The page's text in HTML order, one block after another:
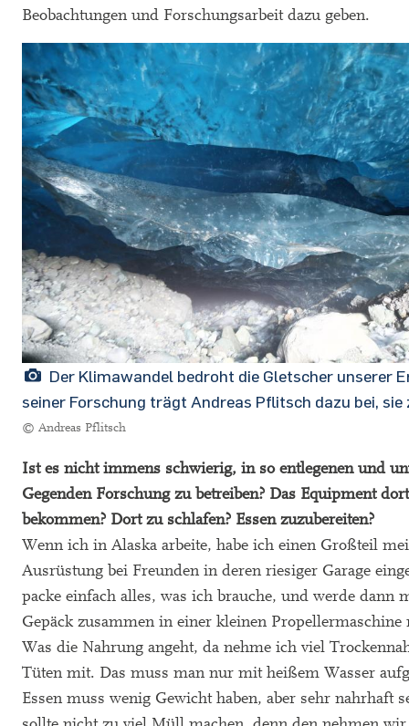
Beobachtungen und Forschungsarbeit dazu geben.
Der Klimawandel bedroht die Gletscher unserer
seiner Forschung trägt Andreas Pflitsch dazu bei, sie
© Andreas Pflitsch
Ist es nicht immens schwierig, in so entlegenen und
Gegenden Forschung zu betreiben? Das Equipment
bekommen? Dort zu schlafen? Essen zuzubereiten?
Wenn ich in Alaska arbeite, habe ich einen Großteil
Ausrüstung bei Freunden in deren riesiger Garage
packe einfach alles, was ich brauche, und werde dann
Gepäck zusammen in einer kleinen Propellermaschine
Was die Nahrung angeht, da nehme ich viel
Tüten mit. Das muss man nur mit heißem Wasser
Essen muss wenig Gewicht haben, aber sehr nahrhaft